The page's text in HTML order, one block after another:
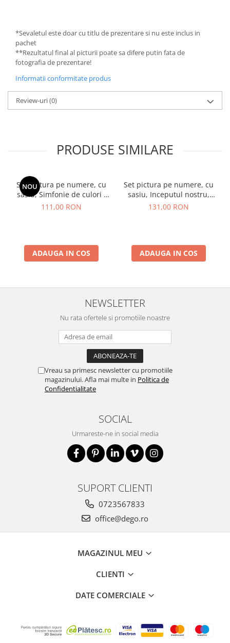
*Sevaletul este doar cu titlu de prezentare si nu este inclus in
pachet
**Rezultatul final al picturii poate sa difere putin fata de
fotografia de prezentare!
Informatii conformitate produs
Review-uri(0)
PRODUSE SIMILARE
NOU
Set pictura pe numere, cu
sasiu, Simfonie de culori -
vopsele metalizate, 40x50
111,00 RON
ADAUGA IN COS
Set pictura pe numere, cu
sasiu, Inceputul nostru,
40x50 cm
131,00 RON
ADAUGA IN COS
NEWSLETTER
Nu rata ofertele si promotiile noastre
Vreau sa primesc newsletter cu promotiile
magazinului. Afla mai multe in Politica de
Confidentialitate
SOCIAL
Urmareste-ne in social media
SUPORT CLIENTI
0723567833
office@dego.ro
MAGAZINUL MEU
CLIENTI
DATE COMERCIALE